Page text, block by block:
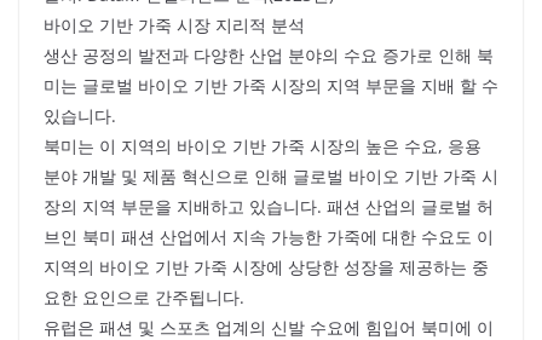
바이오 기반 가죽 시장 지리적 분석
생산 공정의 발전과 다양한 산업 분야의 수요 증가로 인해 북
미는 글로벌 바이오 기반 가죽 시장의 지역 부문을 지배 할 수
있습니다.
북미는 이 지역의 바이오 기반 가죽 시장의 높은 수요, 응용
분야 개발 및 제품 혁신으로 인해 글로벌 바이오 기반 가죽 시
장의 지역 부문을 지배하고 있습니다. 패션 산업의 글로벌 허
브인 북미 패션 산업에서 지속 가능한 가죽에 대한 수요도 이
지역의 바이오 기반 가죽 시장에 상당한 성장을 제공하는 중
요한 요인으로 간주됩니다.
유럽은 패션 및 스포츠 업계의 신발 수요에 힘입어 북미에 이